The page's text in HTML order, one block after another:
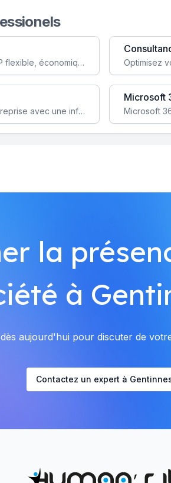
Simplifiez votre communication avec une solution VoIP flexible, économique et adaptée à vos besoins professionnels.
Garantissez la stabilité et la performance de votre entreprise avec une infrastructure IT sécurisée et évolutive.
Microsoft
la
à
aujourd'hui pour discuter de
Contactez un expert à